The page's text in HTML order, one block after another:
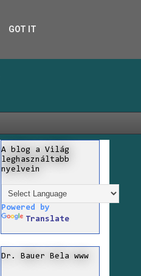
A blog a Világ
leghasználtabb
nyelvein
Powered by
Translate
Dr. Bauer Bela www
GOT IT